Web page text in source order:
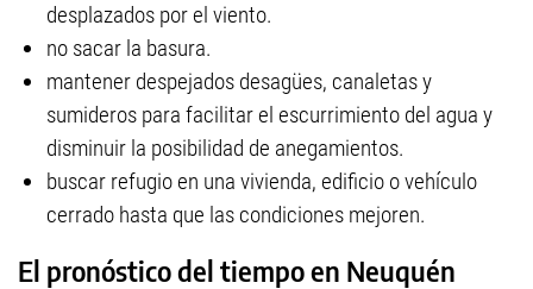
desplazados por el viento.
no sacar la basura.
mantener despejados desagües, canaletas y
sumideros para facilitar el escurrimiento del agua y
disminuir la posibilidad de anegamientos.
buscar refugio en una vivienda, edificio o vehículo
cerrado hasta que las condiciones mejoren.
El pronóstico del tiempo en Neuquén